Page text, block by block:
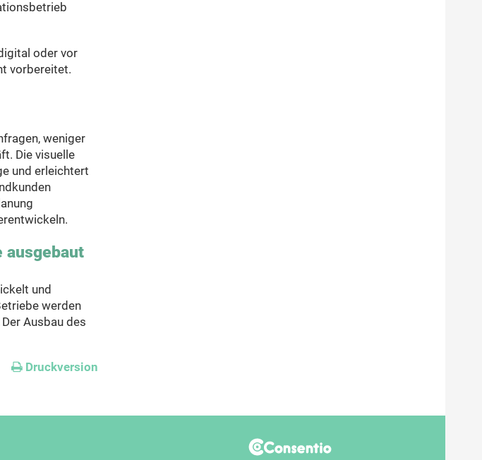
oder vor
vorbereitet.
weniger
Die visuelle
und erleichtert
und
werden
Ausbau des
Druckversion